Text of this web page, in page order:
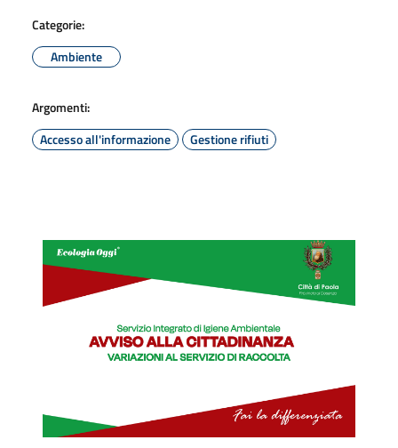
Categorie:
Ambiente
Argomenti:
Accesso all'informazione
Gestione rifiuti